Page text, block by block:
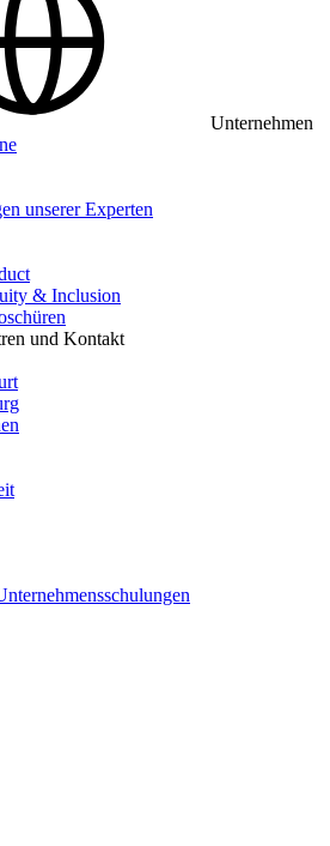
Unternehmen
unserer Experten
& Inclusion
und Kontakt